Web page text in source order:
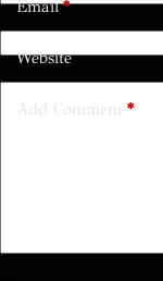
Email*
Website
Add Comment *